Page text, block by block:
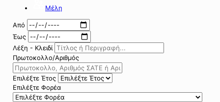
Μέλη
Από
Έως
Λέξη - Κλειδί
Πρωτοκολλο/Αριθμός
Επιλέξτε Έτος
Επιλέξτε Φορέα